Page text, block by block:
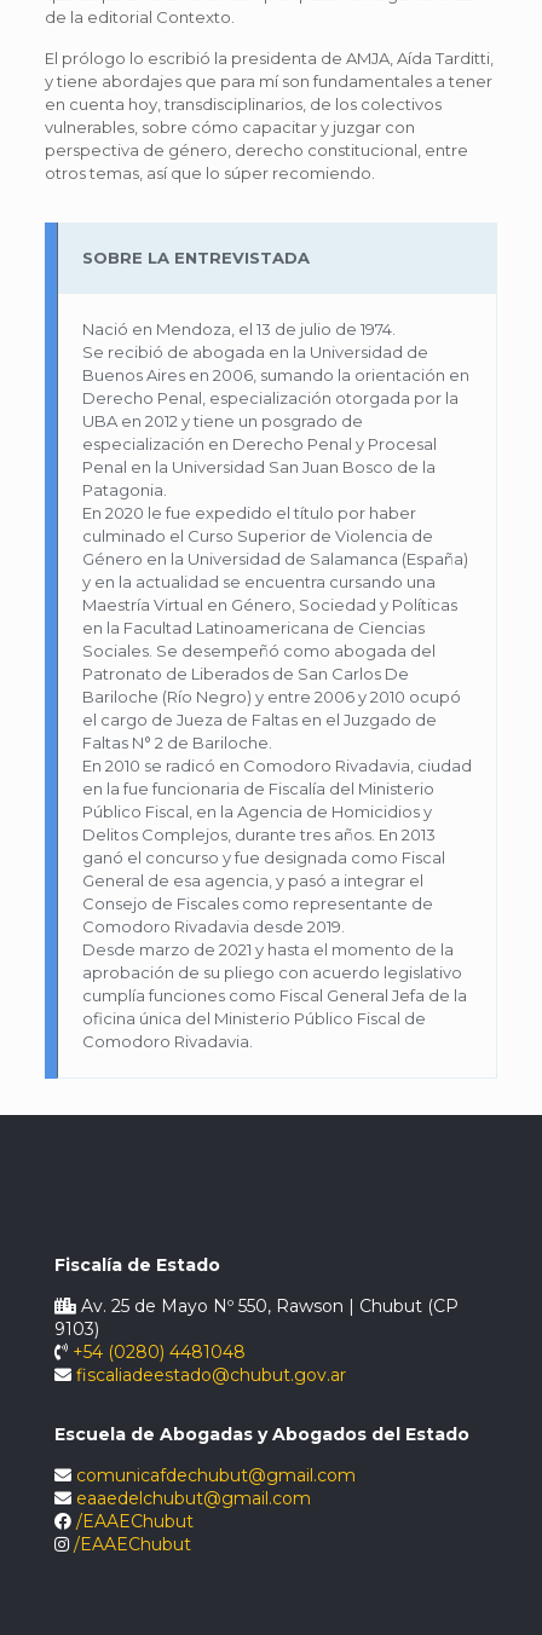
de la editorial Contexto.
El prólogo lo escribió la presidenta de AMJA, Aída Tarditti,
y tiene abordajes que para mí son fundamentales a tener
en cuenta hoy, transdisciplinarios, de los colectivos
vulnerables, sobre cómo capacitar y juzgar con
perspectiva de género, derecho constitucional, entre
otros temas, así que lo súper recomiendo.
SOBRE LA ENTREVISTADA
Nació en Mendoza, el 13 de julio de 1974.
Se recibió de abogada en la Universidad de
Buenos Aires en 2006, sumando la orientación en
Derecho Penal, especialización otorgada por la
UBA en 2012 y tiene un posgrado de
especialización en Derecho Penal y Procesal
Penal en la Universidad San Juan Bosco de la
Patagonia.
En 2020 le fue expedido el título por haber
culminado el Curso Superior de Violencia de
Género en la Universidad de Salamanca (España)
y en la actualidad se encuentra cursando una
Maestría Virtual en Género, Sociedad y Políticas
en la Facultad Latinoamericana de Ciencias
Sociales. Se desempeñó como abogada del
Patronato de Liberados de San Carlos De
Bariloche (Río Negro) y entre 2006 y 2010 ocupó
el cargo de Jueza de Faltas en el Juzgado de
Faltas N° 2 de Bariloche.
En 2010 se radicó en Comodoro Rivadavia, ciudad
en la fue funcionaria de Fiscalía del Ministerio
Público Fiscal, en la Agencia de Homicidios y
Delitos Complejos, durante tres años. En 2013
ganó el concurso y fue designada como Fiscal
General de esa agencia, y pasó a integrar el
Consejo de Fiscales como representante de
Comodoro Rivadavia desde 2019.
Desde marzo de 2021 y hasta el momento de la
aprobación de su pliego con acuerdo legislativo
cumplía funciones como Fiscal General Jefa de la
oficina única del Ministerio Público Fiscal de
Comodoro Rivadavia.
Fiscalía de Estado
Av. 25 de Mayo Nº 550, Rawson | Chubut (CP
9103)
+54 (0280) 4481048
fiscaliadeestado@chubut.gov.ar
Escuela de Abogadas y Abogados del Estado
comunicafdechubut@gmail.com
eaaedelchubut@gmail.com
/EAAEChubut
/EAAEChubut